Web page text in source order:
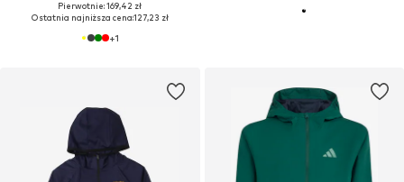
Pierwotnie: 169,42 zł
Ostatnia najniższa cena:127,23 zł
+1